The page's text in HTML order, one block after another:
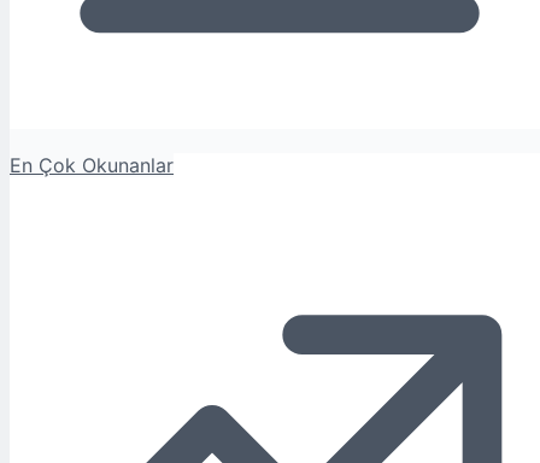
En Çok Okunanlar